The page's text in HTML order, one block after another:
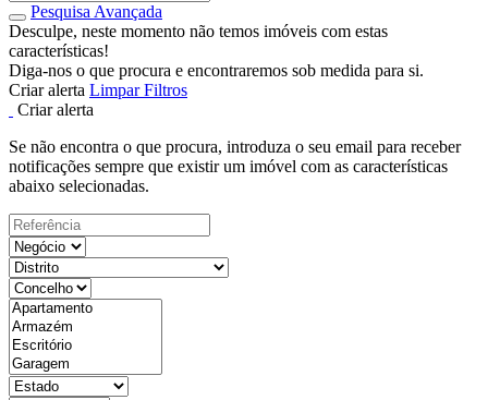
Pesquisa Avançada
Desculpe, neste momento não temos imóveis com estas
características!
Diga-nos o que procura e encontraremos sob medida para si.
Criar alerta Limpar Filtros
Criar alerta
Se não encontra o que procura, introduza o seu email para receber
notificações sempre que existir um imóvel com as características
abaixo selecionadas.